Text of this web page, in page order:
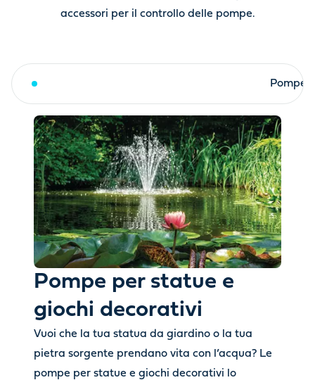
accessori per il controllo delle pompe.
Pompe
Pompe per statue e
giochi decorativi
Vuoi che la tua statua da giardino o la tua
pietra sorgente prendano vita con l’acqua? Le
pompe per statue e giochi decorativi lo